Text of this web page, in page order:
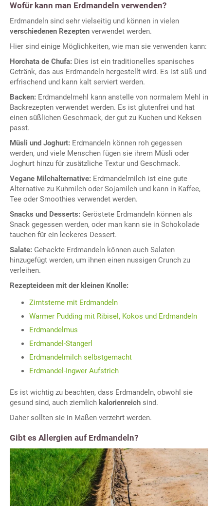
Wofür kann man Erdmandeln verwenden?
Erdmandeln sind sehr vielseitig und können in vielen
verschiedenen Rezepten verwendet werden.
Hier sind einige Möglichkeiten, wie man sie verwenden kann:
Horchata de Chufa: Dies ist ein traditionelles spanisches
Getränk, das aus Erdmandeln hergestellt wird. Es ist süß und
erfrischend und kann kalt serviert werden.
Backen: Erdmandelmehl kann anstelle von normalem Mehl in
Backrezepten verwendet werden. Es ist glutenfrei und hat
einen süßlichen Geschmack, der gut zu Kuchen und Keksen
passt.
Müsli und Joghurt: Erdmandeln können roh gegessen
werden, und viele Menschen fügen sie ihrem Müsli oder
Joghurt hinzu für zusätzliche Textur und Geschmack.
Vegane Milchalternative: Erdmandelmilch ist eine gute
Alternative zu Kuhmilch oder Sojamilch und kann in Kaffee,
Tee oder Smoothies verwendet werden.
Snacks und Desserts: Geröstete Erdmandeln können als
Snack gegessen werden, oder man kann sie in Schokolade
tauchen für ein leckeres Dessert.
Salate: Gehackte Erdmandeln können auch Salaten
hinzugefügt werden, um ihnen einen nussigen Crunch zu
verleihen.
Rezepteideen mit der kleinen Knolle:
Zimtsterne mit Erdmandeln
Warmer Pudding mit Ribisel, Kokos und Erdmandeln
Erdmandelmus
Erdmandel-Stangerl
Erdmandelmilch selbstgemacht
Erdmandel-Ingwer Aufstrich
Es ist wichtig zu beachten, dass Erdmandeln, obwohl sie
gesund sind, auch ziemlich kalorienreich sind.
Daher sollten sie in Maßen verzehrt werden.
Gibt es Allergien auf Erdmandeln?